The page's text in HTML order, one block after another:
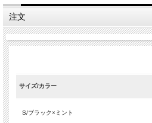
注文
サイズ/カラー
S/ブラック×ミント